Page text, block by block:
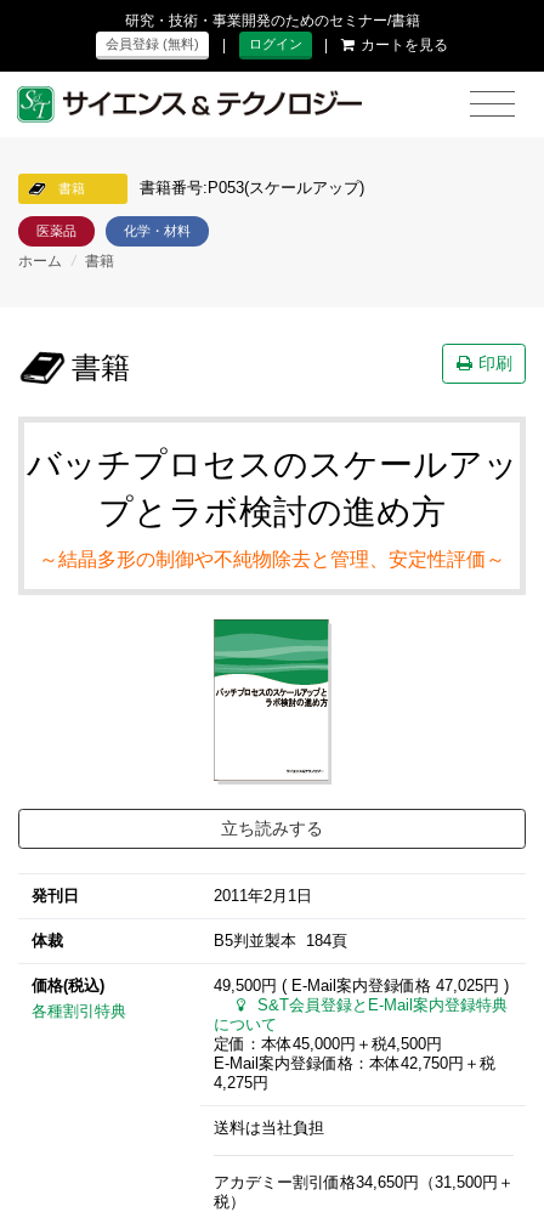
研究・技術・事業開発のためのセミナー/書籍
会員登録 (無料) | ログイン | カートを見る
書籍 書籍番号:P053(スケールアップ)
医薬品 化学・材料
ホーム / 書籍
書籍 印刷
バッチプロセスのスケールアッ
プとラボ検討の進め方
～結晶多形の制御や不純物除去と管理、安定性評価～
立ち読みする
発刊日 2011年2月1日
体裁 B5判並製本 184頁
価格(税込)
各種割引特典
49,500円 ( E-Mail案内登録価格 47,025円 )
S&T会員登録とE-Mail案内登録特典
について
定価：本体45,000円＋税4,500円
E-Mail案内登録価格：本体42,750円＋税
4,275円
送料は当社負担
アカデミー割引価格34,650円（31,500円＋
税）